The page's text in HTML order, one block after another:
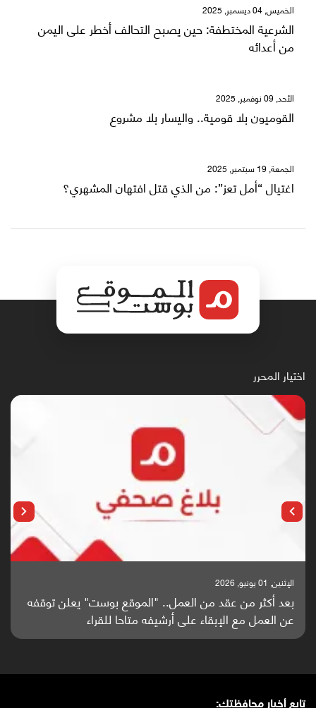
الخميس, 04 ديسمبر, 2025
الشرعية المختطفة: حين يصبح التحالف أخطر على اليمن
من أعدائه
الأحد, 09 نوفمبر, 2025
القوميون بلا قومية.. واليسار بلا مشروع
الجمعة, 19 سبتمبر, 2025
اغتيال “أمل تعز”: من الذي قتل افتهان المشهري؟
اختيار المحرر
الإثنين, 01 يونيو, 2026
بعد أكثر من عقد من العمل.. "الموقع بوست" يعلن توقفه
عن العمل مع الإبقاء على أرشيفه متاحا للقراء
تابع أخبار محافظتك: